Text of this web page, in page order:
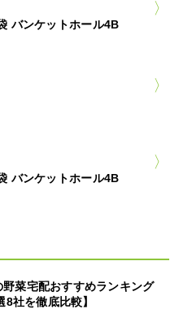
バンケットホール4B
バンケットホール4B
菜宅配おすすめランキング
社を徹底比較】